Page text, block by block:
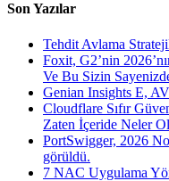
Son Yazılar
Tehdit Avlama
Foxit, G2’nin
Ve Bu Sizin
Genian Insights E,
Cloudflare Sıfır
Zaten İçeride Neler
PortSwigger, 2026
görüldü.
7 NAC Uygulama